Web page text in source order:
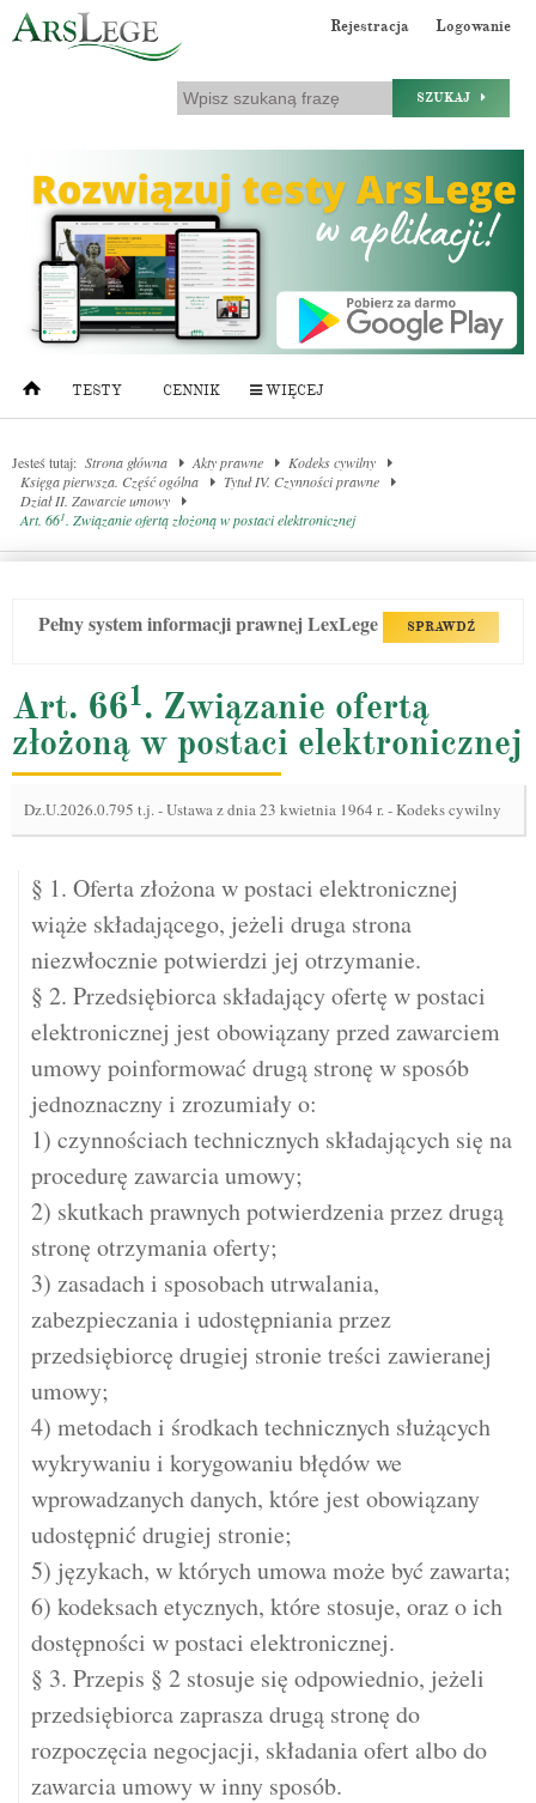
Rejestracja Logowanie
SZUKAJ
TESTY CENNIK WIĘCEJ
Jesteś tutaj: Strona główna Akty prawne
Kodeks cywilny
Księga pierwsza. Część ogólna
Tytuł IV. Czynności prawne
Dział II. Zawarcie umowy
Art. 661. Związanie ofertą złożoną w postaci elektronicznej
Pełny system informacji prawnej LexLege SPRAWDŹ
Art. 661. Związanie ofertą
złożoną w postaci elektronicznej
Dz.U.2026.0.795 t.j.-Ustawa z dnia 23 kwietnia 1964 r. - Kodeks cywilny
§ 1. Oferta złożona w postaci elektronicznej
wiąże składającego, jeżeli druga strona
niezwłocznie potwierdzi jej otrzymanie.
§ 2. Przedsiębiorca składający ofertę w postaci
elektronicznej jest obowiązany przed zawarciem
umowy poinformować drugą stronę w sposób
jednoznaczny i zrozumiały o:
1) czynnościach technicznych składających się na
procedurę zawarcia umowy;
2) skutkach prawnych potwierdzenia przez drugą
stronę otrzymania oferty;
3) zasadach i sposobach utrwalania,
zabezpieczania i udostępniania przez
przedsiębiorcę drugiej stronie treści zawieranej
umowy;
4) metodach i środkach technicznych służących
wykrywaniu i korygowaniu błędów we
wprowadzanych danych, które jest obowiązany
udostępnić drugiej stronie;
5) językach, w których umowa może być zawarta;
6) kodeksach etycznych, które stosuje, oraz o ich
dostępności w postaci elektronicznej.
§ 3. Przepis § 2 stosuje się odpowiednio, jeżeli
przedsiębiorca zaprasza drugą stronę do
rozpoczęcia negocjacji, składania ofert albo do
zawarcia umowy w inny sposób.